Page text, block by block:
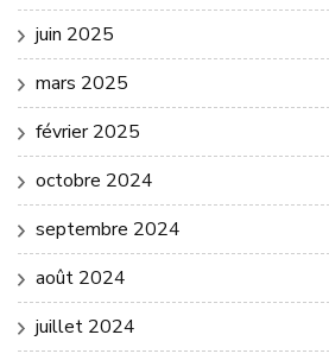
juin 2025
mars 2025
février 2025
octobre 2024
septembre 2024
août 2024
juillet 2024